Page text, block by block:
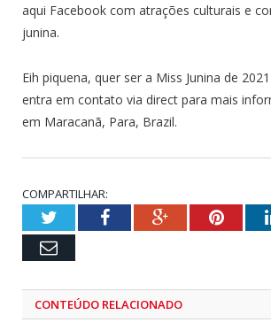
aqui Facebook com atrações culturais e
junina.
Eih piquena, quer ser a Miss Junina de
entra em contato via direct para mais
em Maracanã, Para, Brazil.
COMPARTILHAR:
TwitterFacebookGoogle+
Email
CONTEÚDO RELACIONADO